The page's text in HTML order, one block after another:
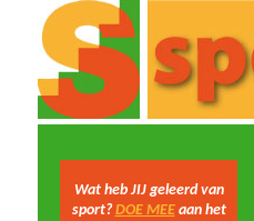
Wat heb JIJ geleerd van
sport?DOE MEEaan het